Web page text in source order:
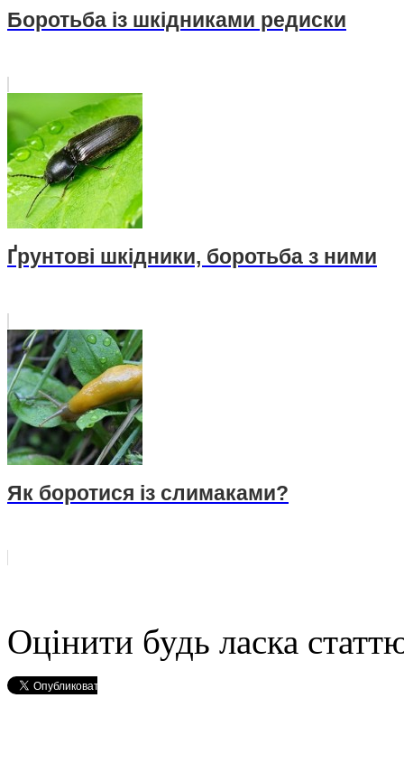
Боротьба із шкідниками редиски
Ґрунтові шкідники, боротьба з ними
Як боротися із слимаками?
Оцінити будь ласка